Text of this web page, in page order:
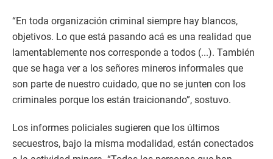
“En toda organización criminal siempre hay blancos,
objetivos. Lo que está pasando acá es una realidad que
lamentablemente nos corresponde a todos (...). También
que se haga ver a los señores mineros informales que
son parte de nuestro cuidado, que no se junten con los
criminales porque los están traicionando”, sostuvo.
Los informes policiales sugieren que los últimos
secuestros, bajo la misma modalidad, están conectados